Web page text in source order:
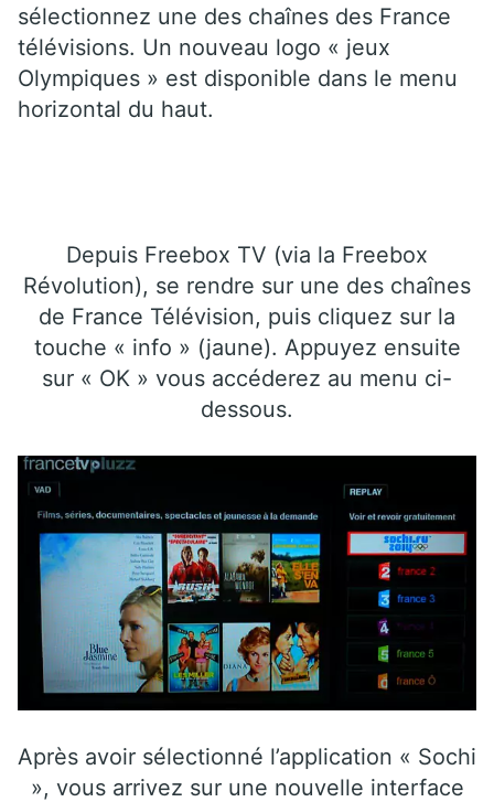
sélectionnez une des chaînes des France
télévisions. Un nouveau logo « jeux
Olympiques » est disponible dans le menu
horizontal du haut.
Depuis Freebox TV (via la Freebox
Révolution), se rendre sur une des chaînes
de France Télévision, puis cliquez sur la
touche « info » (jaune). Appuyez ensuite
sur « OK » vous accéderez au menu ci-
dessous.
Après avoir sélectionné l’application « Sochi
», vous arrivez sur une nouvelle interface